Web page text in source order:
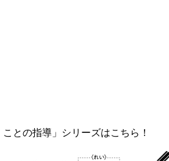
との指導」シリーズはこちら！